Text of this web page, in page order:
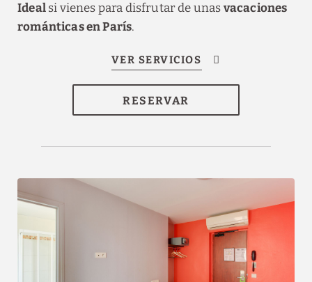
Idealsi vienes para disfrutar de unasvacaciones
románticas en París.
RESERVAR